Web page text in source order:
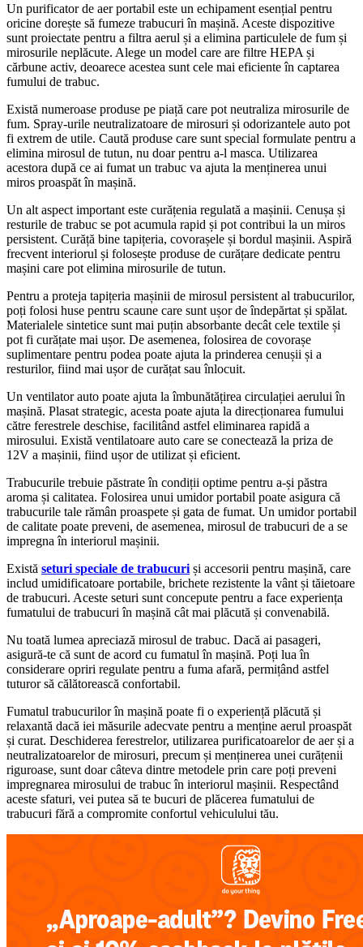
Un purificator de aer portabil este un echipament esențial pentru
oricine dorește să fumeze trabucuri în mașină. Aceste dispozitive
sunt proiectate pentru a filtra aerul și a elimina particulele de fum și
mirosurile neplăcute. Alege un model care are filtre HEPA și
cărbune activ, deoarece acestea sunt cele mai eficiente în captarea
fumului de trabuc.
Există numeroase produse pe piață care pot neutraliza mirosurile de
fum. Spray-urile neutralizatoare de mirosuri și odorizantele auto pot
fi extrem de utile. Caută produse care sunt special formulate pentru a
elimina mirosul de tutun, nu doar pentru a-l masca. Utilizarea
acestora după ce ai fumat un trabuc va ajuta la menținerea unui
miros proaspăt în mașină.
Un alt aspect important este curățenia regulată a mașinii. Cenușa și
resturile de trabuc se pot acumula rapid și pot contribui la un miros
persistent. Curăță bine tapițeria, covorașele și bordul mașinii. Aspiră
frecvent interiorul și folosește produse de curățare dedicate pentru
mașini care pot elimina mirosurile de tutun.
Pentru a proteja tapițeria mașinii de mirosul persistent al trabucurilor,
poți folosi huse pentru scaune care sunt ușor de îndepărtat și spălat.
Materialele sintetice sunt mai puțin absorbante decât cele textile și
pot fi curățate mai ușor. De asemenea, folosirea de covorașe
suplimentare pentru podea poate ajuta la prinderea cenușii și a
resturilor, fiind mai ușor de curățat sau înlocuit.
Un ventilator auto poate ajuta la îmbunătățirea circulației aerului în
mașină. Plasat strategic, acesta poate ajuta la direcționarea fumului
către ferestrele deschise, facilitând astfel eliminarea rapidă a
mirosului. Există ventilatoare auto care se conectează la priza de
12V a mașinii, fiind ușor de utilizat și eficient.
Trabucurile trebuie păstrate în condiții optime pentru a-și păstra
aroma și calitatea. Folosirea unui umidor portabil poate asigura că
trabucurile tale rămân proaspete și gata de fumat. Un umidor portabil
de calitate poate preveni, de asemenea, mirosul de trabucuri de a se
impregna în interiorul mașinii.
Există seturi speciale de trabucuri și accesorii pentru mașină, care
includ umidificatoare portabile, brichete rezistente la vânt și tăietoare
de trabucuri. Aceste seturi sunt concepute pentru a face experiența
fumatului de trabucuri în mașină cât mai plăcută și convenabilă.
Nu toată lumea apreciază mirosul de trabuc. Dacă ai pasageri,
asigură-te că sunt de acord cu fumatul în mașină. Poți lua în
considerare opriri regulate pentru a fuma afară, permițând astfel
tuturor să călătorească confortabil.
Fumatul trabucurilor în mașină poate fi o experiență plăcută și
relaxantă dacă iei măsurile adecvate pentru a menține aerul proaspăt
și curat. Deschiderea ferestrelor, utilizarea purificatoarelor de aer și a
neutralizatoarelor de mirosuri, precum și menținerea unei curățenii
riguroase, sunt doar câteva dintre metodele prin care poți preveni
impregnarea mirosului de trabuc în interiorul mașinii. Respectând
aceste sfaturi, vei putea să te bucuri de plăcerea fumatului de
trabucuri fără a compromite confortul vehiculului tău.